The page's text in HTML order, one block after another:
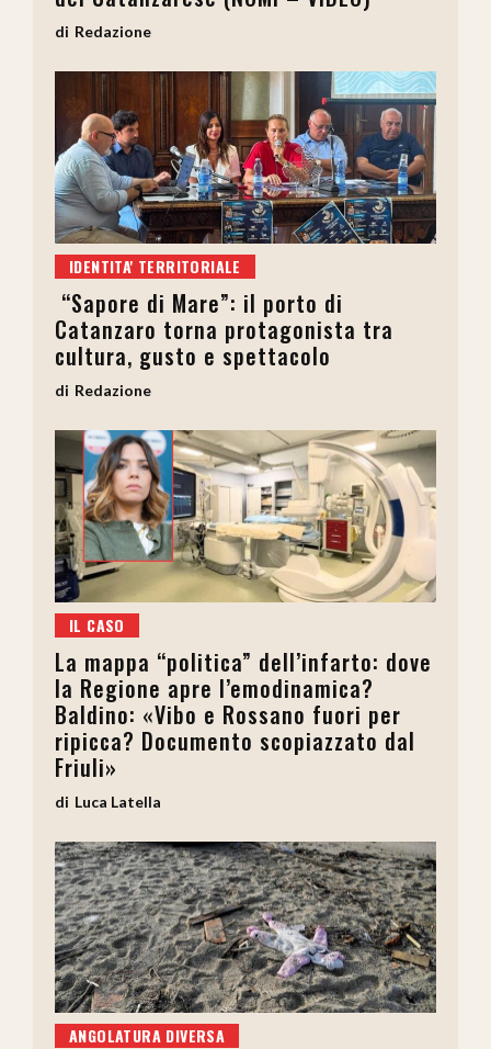
Redazione
IDENTITA' TERRITORIALE
“Sapore di Mare”: il porto di
Catanzaro torna protagonista tra
cultura, gusto e spettacolo
Redazione
IL CASO
La mappa “politica” dell’infarto: dove
la Regione apre l’emodinamica?
Baldino: «Vibo e Rossano fuori per
ripicca? Documento scopiazzato dal
Friuli»
Luca Latella
ANGOLATURA DIVERSA